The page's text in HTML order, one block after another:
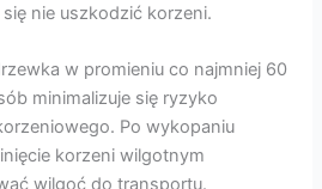
nie uszkodzić korzeni.
w promieniu co najmniej 60
minimalizuje się ryzyko
Po wykopaniu
korzeni wilgotnym
wilgoć do transportu.